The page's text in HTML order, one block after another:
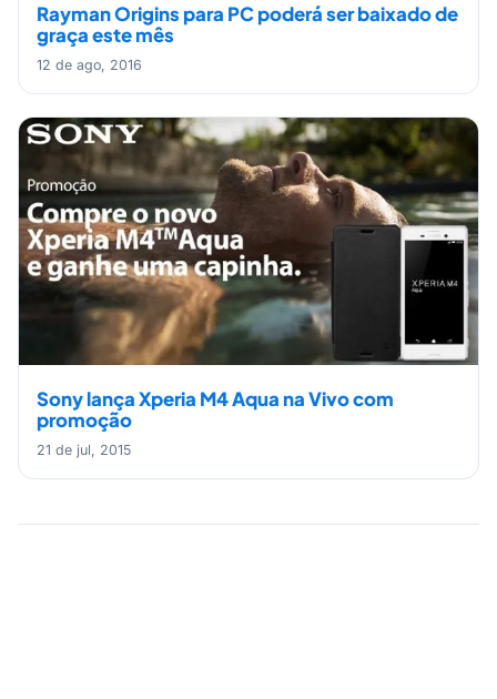
Rayman Origins para PC poderá ser baixado de
graça este mês
12 de ago, 2016
Sony lança Xperia M4 Aqua na Vivo com
promoção
21 de jul, 2015